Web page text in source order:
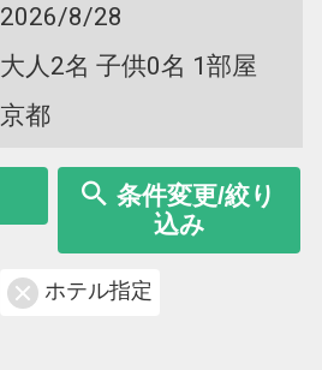
2026/8/28
大人2名 子供0名 1部屋
京都
条件変更/絞り
込み
ホテル指定